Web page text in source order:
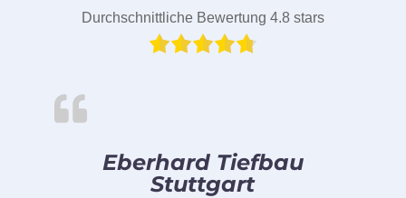
Durchschnittliche Bewertung 4.8 stars
Eberhard Tiefbau
Stuttgart